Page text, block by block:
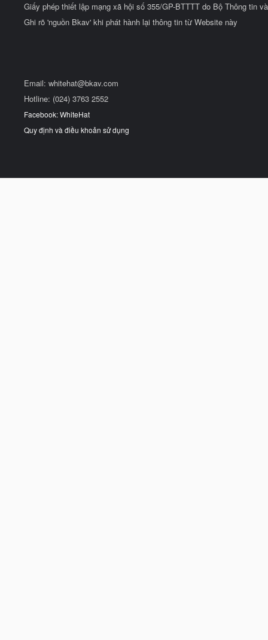
Giấy phép thiết lập mạng xã hội số 355/GP-BTTTT do Bộ Thông tin
Ghi rõ 'nguồn Bkav' khi phát hành lại thông tin từ Website này
Email: whitehat@bkav.com
Hotline: (024) 3763 2552
Facebook: WhiteHat
Quy định và điều khoản sử dụng